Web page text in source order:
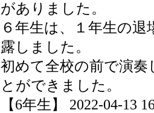
がありました。
６年生は、１年生の
露しました。
初めて全校の前で演
とができました。
【6年生】 2022-04-13